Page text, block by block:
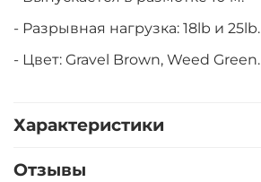
- Разрывная нагрузка: 18lb и 25lb.
- Цвет: Gravel Brown, Weed Green.
Характеристики
Отзывы